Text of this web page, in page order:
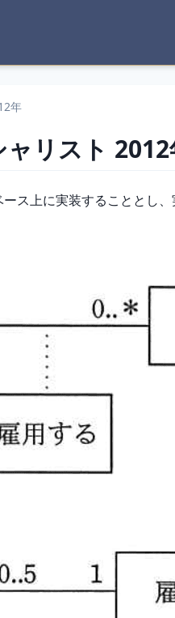
年
リスト
ス上に実装することとし